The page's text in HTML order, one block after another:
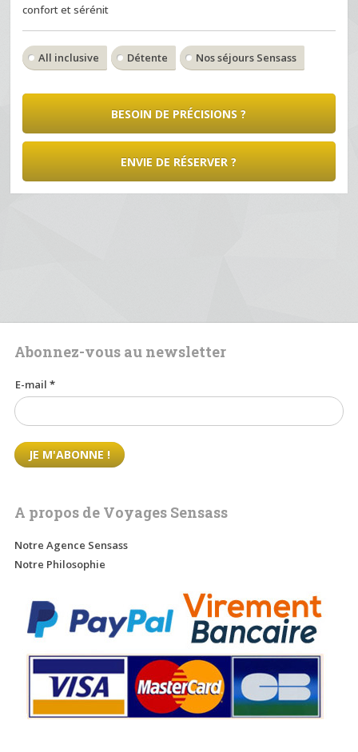
confort et sérénit
All inclusive Détente Nos séjours Sensass
BESOIN DE PRÉCISIONS ?
ENVIE DE RÉSERVER ?
Abonnez-vous au newsletter
E-mail*
A propos de Voyages Sensass
Notre Agence Sensass
Notre Philosophie